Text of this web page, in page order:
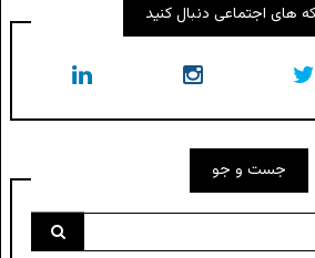
های اجتماعی دنبال کنید
جست و جو